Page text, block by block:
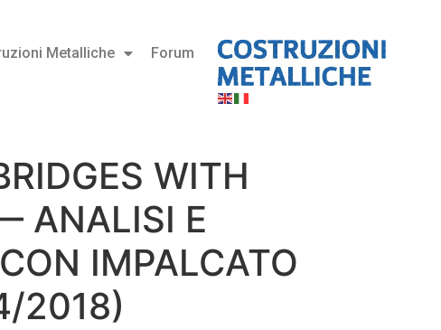
Metalliche Forum
WITH
ANALISI E
IMPALCATO
2018)